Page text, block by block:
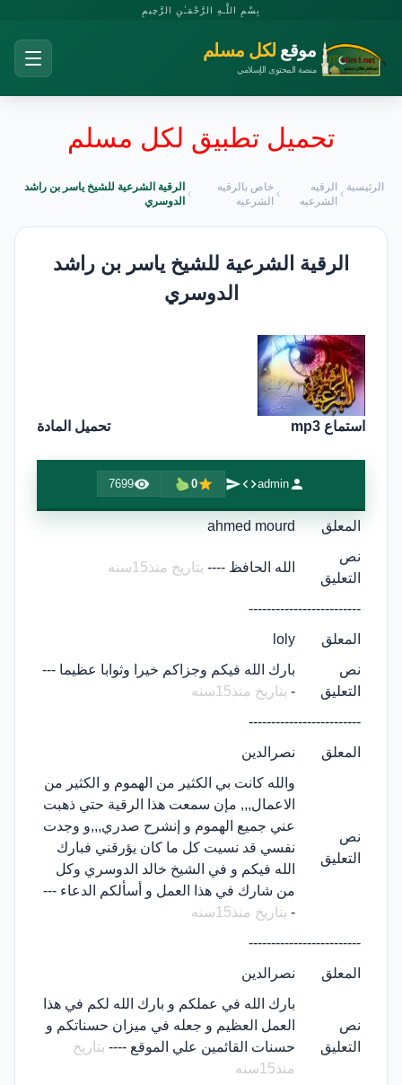
بِسْمِ اللَّـهِ الرَّحْمَـٰنِ الرَّحِيمِ
موقع لكل مسلم
منصة المحتوى الإسلامي
تحميل تطبيق لكل مسلم
الرئيسية
الرقيه
الشرعيه
خاص بالرقيه
الشرعيه
الرقية الشرعية للشيخ ياسر بن راشد
الدوسري
الرقية الشرعية للشيخ ياسر بن راشد
الدوسري
استماع mp3 تحميل المادة
admin
0
7699
المعلق
ahmed mourd
نص
التعليق
الله الحافظ ---- بتاريخ منذ15سنه
-------------------------
المعلق
loly
نص
التعليق
بارك الله فيكم وجزاكم خيرا وثوابا عظيما ---
- بتاريخ منذ15سنه
-------------------------
المعلق
نصرالدين
نص
التعليق
والله كانت بي الكثير من الهموم و الكثير من
الاعمال,,, مإن سمعت هذا الرقية حتي ذهبت
عني جميع الهموم و إنشرح صدري,,,و وجدت
نفسي قد نسيت كل ما كان يؤرقني فبارك
الله فيكم و في الشيخ خالد الدوسري وكل
من شارك في هذا العمل و أسألكم الدعاء ---
- بتاريخ منذ15سنه
-------------------------
المعلق
نصرالدين
نص
التعليق
بارك الله في عملكم و بارك الله لكم في هذا
العمل العظيم و جعله في ميزان حسناتكم و
حسنات القائمين علي الموقع ---- بتاريخ
منذ15سنه